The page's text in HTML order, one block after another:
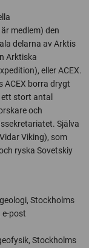
medlem) den
delarna av Arktis
Arktiska
eller ACEX.
ACEX borra drygt
stort antal
och
Själva
Viking), som
ryska Sovetskiy
Stockholms
e-post
Stockholms